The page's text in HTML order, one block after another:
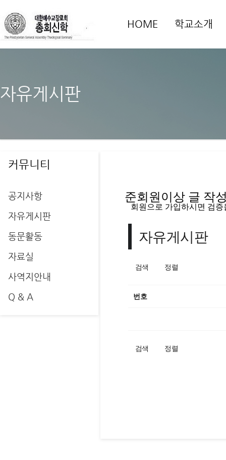
HOME 학교소개
자유게시판
커뮤니티
공지사항
자유게시판
동문활동
자료실
사역지안내
Q & A
준회원이상 글 작
회원으로 가입하시면 검
자유게시판
검색 정렬
번호
검색 정렬